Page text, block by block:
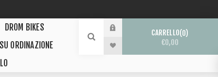
DROM BIKES
ORDINAZIONE
CARRELLO 0
€0,00